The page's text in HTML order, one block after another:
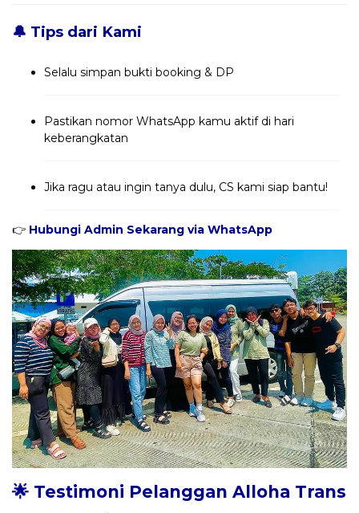
🔔 Tips dari Kami
Selalu simpan bukti booking & DP
Pastikan nomor WhatsApp kamu aktif di hari
keberangkatan
Jika ragu atau ingin tanya dulu, CS kami siap bantu!
👉 Hubungi Admin Sekarang via WhatsApp
🌟 Testimoni Pelanggan Alloha Trans